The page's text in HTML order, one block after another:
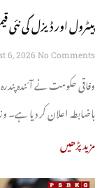
پیٹرول اور ڈیزل کی نئی
6, 2026 No Comments
وفاقی حکومت نے آئندہ
باضابطہ اعلان کر دیا ہے۔
مزید پڑھیں